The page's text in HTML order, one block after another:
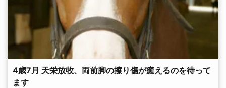
4歳7月 天栄放牧、両前脚の擦り傷が癒えるのを待って
ます